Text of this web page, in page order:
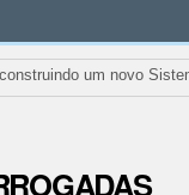
um novo